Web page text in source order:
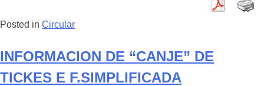
Posted in Circular
INFORMACION DE “CANJE” DE
TICKES E F.SIMPLIFICADA